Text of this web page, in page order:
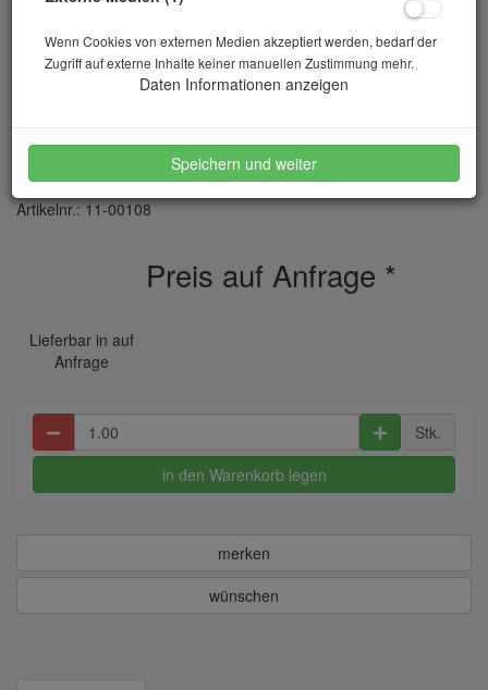
Waage PES 15000-1M 15kg-0,1g
Artikelnr.: 11-00108
Preis auf Anfrage *
Lieferbar in auf
Anfrage
Stk.
in den Warenkorb legen
merken
wünschen
Wenn Cookies von externen Medien akzeptiert werden, bedarf der
Zugriff auf externe Inhalte keiner manuellen Zustimmung mehr.
Daten Informationen anzeigen
Speichern und weiter